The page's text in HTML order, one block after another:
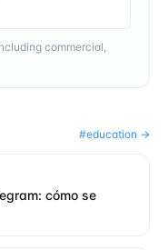
commercial,
#education →
cómo se